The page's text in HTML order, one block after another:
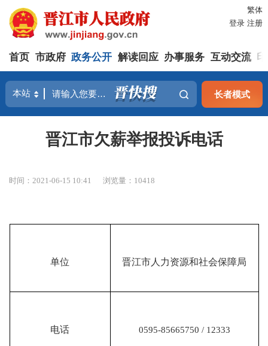
繁体
登录 注册
首页 市政府 政务公开 解读回应 办事服务 互动交流
长者模式
晋江市欠薪举报投诉电话
时间：2021-06-15 10:41 浏览量： 10418
单位 晋江市人力资源和社会保障局
电话 0595-85665750 / 12333